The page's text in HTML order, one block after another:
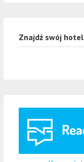
Znajdź swój hotel